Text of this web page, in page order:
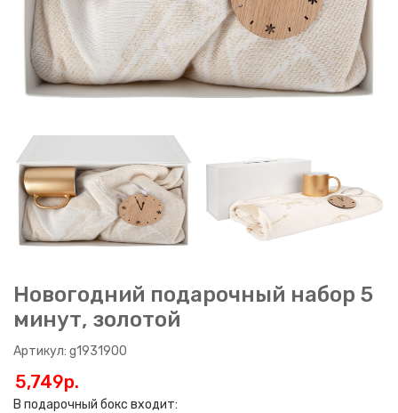
Новогодний подарочный набор 5
минут, золотой
Артикул: g1931900
5,749p.
В подарочный бокс входит: